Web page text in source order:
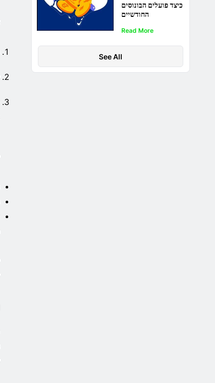
כיצד פועלים הבונוסים
החודשיים
Read More
See All